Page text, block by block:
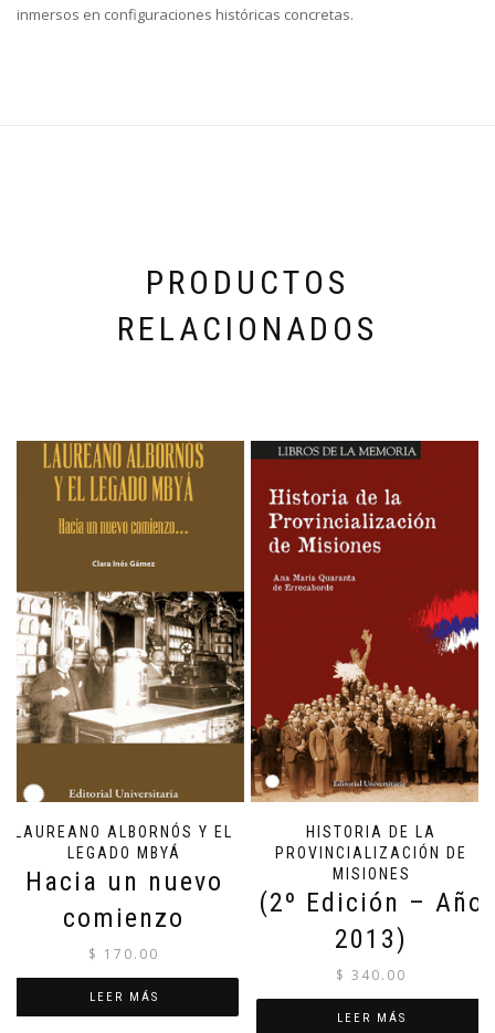
inmersos en configuraciones históricas concretas.
PRODUCTOS
RELACIONADOS
LAUREANO ALBORNÓS Y EL
LEGADO MBYÁ
Hacia un nuevo
comienzo
$ 170.00
LEER MÁS
HISTORIA DE LA
PROVINCIALIZACIÓN DE
MISIONES
(2º Edición – Año
2013)
$ 340.00
LEER MÁS